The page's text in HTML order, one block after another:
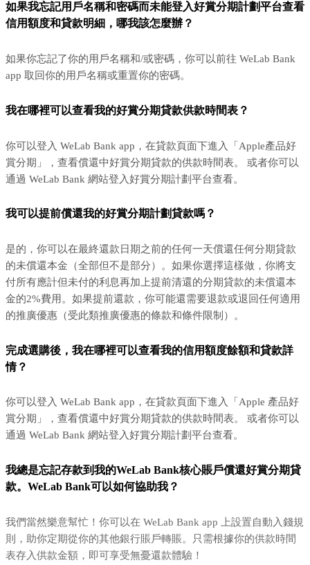
如果我忘記用戶名稱和密碼而未能登入好賞分期計劃平台查看
信用額度和貸款明細，哪我該怎麼辦？
如果你忘記了你的用戶名稱和/或密碼，你可以前往 WeLab Bank
app 取回你的用戶名稱或重置你的密碼。
我在哪裡可以查看我的好賞分期貸款供款時間表？
你可以登入 WeLab Bank app，在貸款頁面下進入「Apple產品好
賞分期」，查看償還中好賞分期貸款的供款時間表。 或者你可以
通過 WeLab Bank 網站登入好賞分期計劃平台查看。
我可以提前償還我的好賞分期計劃貸款嗎？
是的，你可以在最終還款日期之前的任何一天償還任何分期貸款
的未償還本金（全部但不是部分）。如果你選擇這樣做，你將支
付所有應計但未付的利息再加上提前清還的分期貸款的未償還本
金的2%費用。如果提前還款，你可能還需要退款或退回任何適用
的推廣優惠（受此類推廣優惠的條款和條件限制）。
完成選購後，我在哪裡可以查看我的信用額度餘額和貸款詳
情？
你可以登入 WeLab Bank app，在貸款頁面下進入「Apple 產品好
賞分期」，查看償還中好賞分期貸款的供款時間表。 或者你可以
通過 WeLab Bank 網站登入好賞分期計劃平台查看。
我總是忘記存款到我的WeLab Bank核心賬戶償還好賞分期貸
款。WeLab Bank可以如何協助我？
我們當然樂意幫忙！你可以在 WeLab Bank app 上設置自動入錢規
則，助你定期從你的其他銀行賬戶轉賬。只需根據你的供款時間
表存入供款金額，即可享受無憂還款體驗！